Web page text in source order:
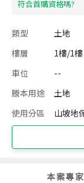
​符合首購資格嗎?
類型 土地
樓層
1樓/1樓
車位
--
謄本用途
土地
使用分區
山坡地
本案專家